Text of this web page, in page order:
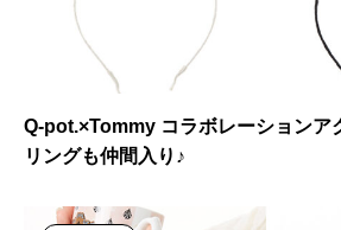
Q-pot.×Tommy コラボレーションア
リングも仲間入り♪